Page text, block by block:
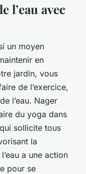
l’eau avec
un moyen
en
jardin, vous
de l’exercice,
l’eau. Nager
du yoga dans
sollicite tous
la
a une action
pour se